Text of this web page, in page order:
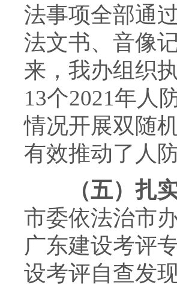
法事项全部通
法文书、音像
来，我办组织
13个2021年人
情况开展双随
有效推动了人
（五）扎实
市委依法治市
广东建设考评
设考评自查发